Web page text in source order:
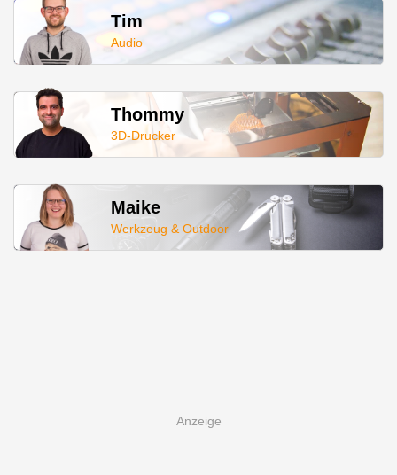
Tim
Audio
Thommy
3D-Drucker
Maike
Werkzeug & Outdoor